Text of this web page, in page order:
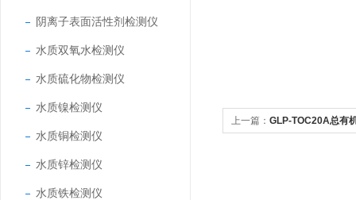
阴离子表面活性剂检测仪
水质双氧水检测仪
水质硫化物检测仪
水质镍检测仪
水质铜检测仪
水质锌检测仪
水质铁检测仪
上一篇： GLP-TOC20A总有